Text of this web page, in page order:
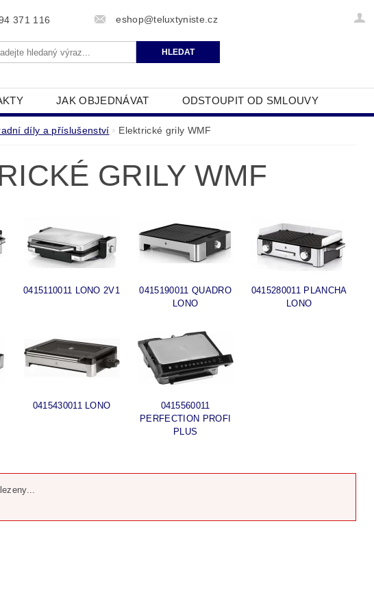
371 116 eshop@teluxtyniste.cz
JAK OBJEDNÁVAT ODSTOUPIT OD SMLOUVY
PODMÍNKY ZPRACOVÁNÍ OSOBNÍCH ÚDAJŮ
díly a příslušenství Elektrické grily WMF
GRILY WMF
0415110011 LONO 2V1
0415190011 QUADRO
LONO
0415280011 PLANCHA
LONO
0415430011 LONO
0415560011
PERFECTION PROFI
PLUS